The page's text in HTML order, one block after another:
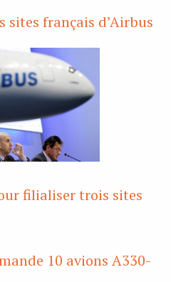
sites français d’Airbus
filialiser trois sites
10 avions A330-